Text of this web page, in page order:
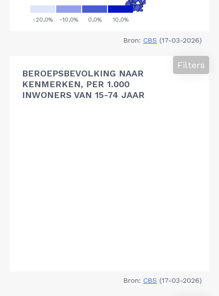
Bron: CBS (17-03-2026)
BEROEPSBEVOLKING NAAR
KENMERKEN, PER 1.000
INWONERS VAN 15-74 JAAR
Filters
Bron: CBS (17-03-2026)